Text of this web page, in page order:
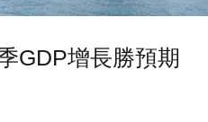
GDP增長勝預期